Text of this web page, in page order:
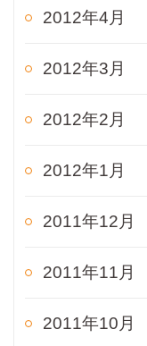
2012年4月
2012年3月
2012年2月
2012年1月
2011年12月
2011年11月
2011年10月